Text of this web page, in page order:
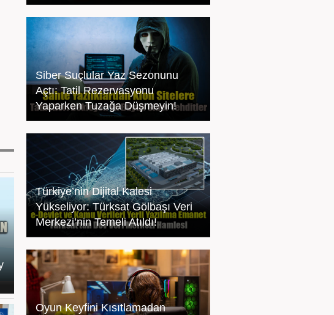
Siber Suçlular Yaz Sezonunu
Açtı: Tatil Rezervasyonu
Yaparken Tuzağa Düşmeyin!
Türkiye’nin Dijital Kalesi
Yükseliyor: Türksat Gölbaşı Veri
Merkezi’nin Temeli Atıldı!
Oyun Keyfini Kısıtlamadan